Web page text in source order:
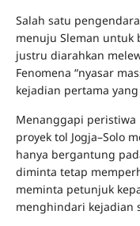
Salah satu
menuju Sleman
justru diarahkan
Fenomena “nyasar
kejadian pertama
Menanggapi peristiwa
proyek tol Jogja–Solo
hanya bergantung
diminta tetap
meminta petunjuk
menghindari kejadian